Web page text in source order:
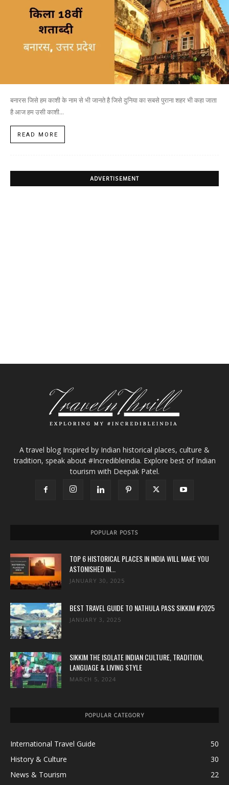
बनारस जिसे हम काशी के नाम से भी जानते है जिसे दुनिया का सबसे पुराना शहर भी कहा जाता
है आज हम उसी काशी...
READ MORE
ADVERTISEMENT
A travel blog Inspired by Indian historical places, culture &
tradition, speak about #Incredibleindia. Explore best of Indian
tourism with Deepak Patel.
POPULAR POSTS
TOP 6 HISTORICAL PLACES IN INDIA WILL MAKE YOU
ASTONISHED IN...
JANUARY 30, 2025
BEST TRAVEL GUIDE TO NATHULA PASS SIKKIM #2025
JANUARY 3, 2025
SIKKIM THE ISOLATE INDIAN CULTURE, TRADITION,
LANGUAGE & LIVING STYLE
MARCH 5, 2024
POPULAR CATEGORY
International Travel Guide
50
History & Culture
30
News & Tourism
22